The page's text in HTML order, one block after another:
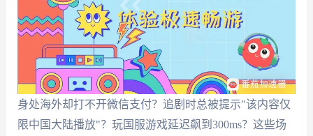
身处海外却打不开微信支付？追剧时总被提示"该内容仅
限中国大陆播放"？玩国服游戏延迟飙到300ms？这些场